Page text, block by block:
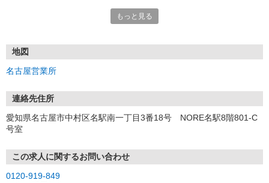
①応募から3営業日を目安に、メールorお電話でご連絡します。
★スマホでWEB面接（LINEなど）・出張面接・事務所面接と選べま
す
③面接実施（履歴書不要）
④勤務開始（スタート日は応相談）
お気軽にご応募ください♪
もっと見る
地図
名古屋営業所
連絡先住所
愛知県名古屋市中村区名駅南一丁目3番18号 NORE名駅8階801-C
号室
この求人に関するお問い合わせ
0120-919-849